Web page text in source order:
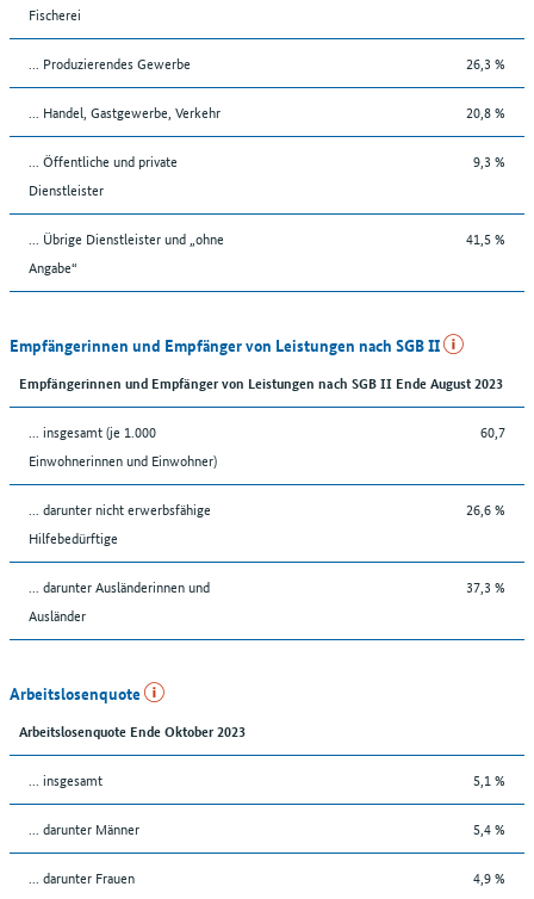
Fischerei
... Produzierendes Gewerbe 26,3 %
... Handel, Gastgewerbe, Verkehr 20,8 %
... Öffentliche und private
Dienstleister
9,3 %
... Übrige Dienstleister und „ohne
Angabe“
41,5 %
Empfängerinnen und Empfänger von Leistungen nach SGB II
Empfängerinnen und Empfänger von Leistungen nach SGB II Ende August 2023
... insgesamt (je 1.000
Einwohnerinnen und Einwohner)
60,7
... darunter nicht erwerbsfähige
Hilfebedürftige
26,6 %
... darunter Ausländerinnen und
Ausländer
37,3 %
Arbeitslosenquote
Arbeitslosenquote Ende Oktober 2023
... insgesamt 5,1 %
... darunter Männer 5,4 %
... darunter Frauen 4,9 %